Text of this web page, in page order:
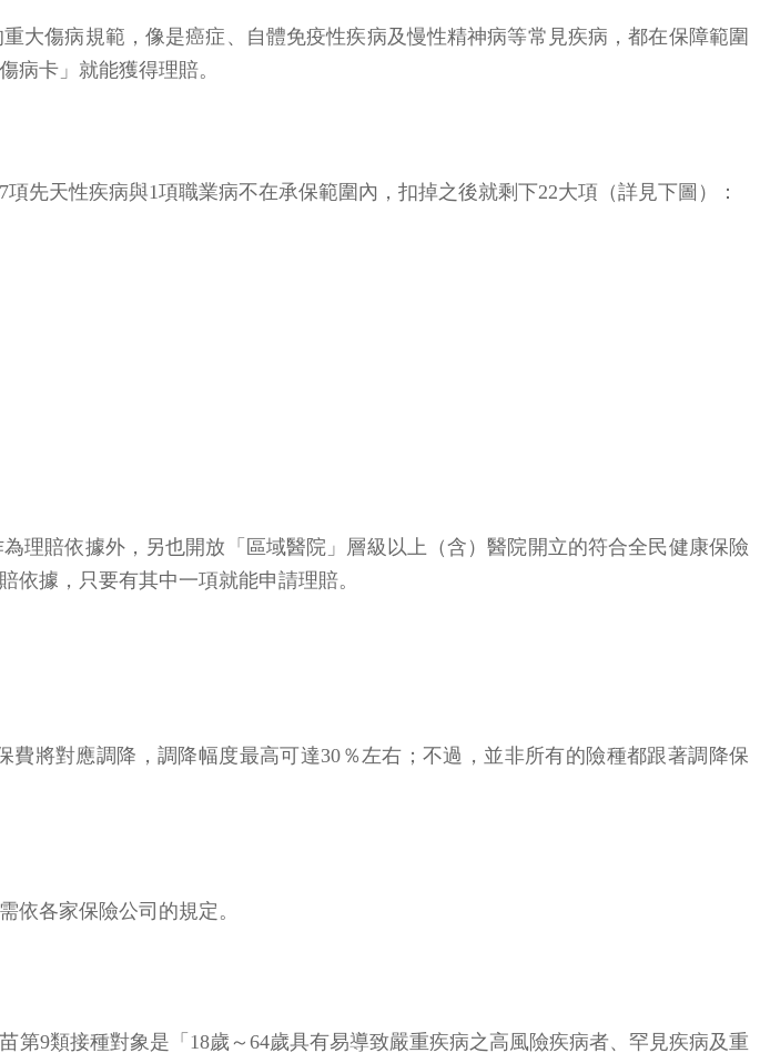
大傷病規範，像是癌症、自體免疫性疾病及慢性精神病等常見疾病，都在保障範圍
病卡」就能獲得理賠。
先天性疾病與1項職業病不在承保範圍內，扣掉之後就剩下22大項（詳見下圖）：
理賠依據外，另也開放「區域醫院」層級以上（含）醫院開立的符合全民健康保險
據，只要有其中一項就能申請理賠。
將對應調降，調降幅度最高可達30％左右；不過，並非所有的險種都跟著調降保
依各家保險公司的規定。
9類接種對象是「18歲～64歲具有易導致嚴重疾病之高風險疾病者、罕見疾病及重